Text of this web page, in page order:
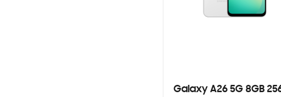
Galaxy A26 5G 8GB